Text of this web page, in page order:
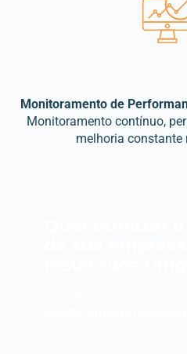
Monitoramento de
Monitoramento contínuo,
melhoria constante